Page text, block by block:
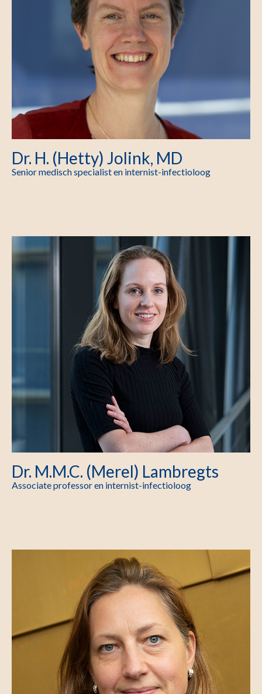
Dr. H. (Hetty) Jolink, MD
Senior medisch specialist en internist-infectioloog
Dr. M.M.C. (Merel) Lambregts
Associate professor en internist-infectioloog